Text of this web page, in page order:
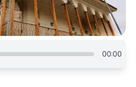
00:00